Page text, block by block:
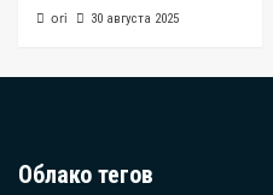
ori 30 августа 2025
Облако тегов